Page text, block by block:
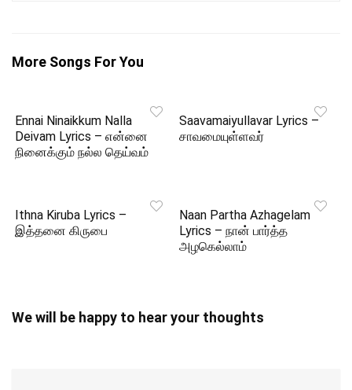
More Songs For You
Ennai Ninaikkum Nalla
Deivam Lyrics – என்னை
நினைக்கும் நல்ல தெய்வம்
Saavamaiyullavar Lyrics –
சாவமையுள்ளவர்
Ithna Kiruba Lyrics –
இத்தனை கிருபை
Naan Partha Azhagelam
Lyrics – நான் பார்த்த
அழகெல்லாம்
We will be happy to hear your thoughts